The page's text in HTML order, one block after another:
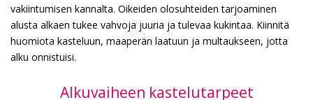
vakiintumisen kannalta. Oikeiden olosuhteiden tarjoaminen
alusta alkaen tukee vahvoja juuria ja tulevaa kukintaa. Kiinnitä
huomiota kasteluun, maaperän laatuun ja multaukseen, jotta
alku onnistuisi.
Alkuvaiheen kastelutarpeet